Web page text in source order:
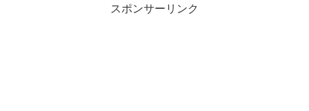
スポンサーリンク